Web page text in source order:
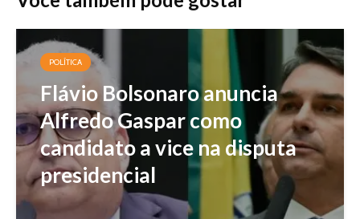
POLÍTICA
Flávio Bolsonaro anuncia
Alfredo Gaspar como
candidato a vice na disputa
presidencial